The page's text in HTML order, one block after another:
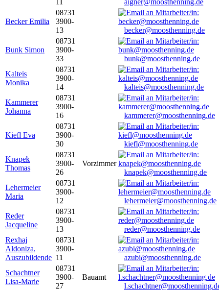
aigner@moosthenning.de
Becker Emilia
08731
3900-
13
becker@moosthenning.de
Bunk Simon
08731
3900-
33
bunk@moosthenning.de
Kalteis
Monika
08731
3900-
14
kalteis@moosthenning.de
Kammerer
Johanna
08731
3900-
16
kammerer@moosthenning.de
Kiefl Eva
08731
3900-
30
kiefl@moosthenning.de
Knapek
Thomas
08731
3900-
26
Vorzimmer
knapek@moosthenning.de
Lehermeier
Maria
08731
3900-
12
lehermeier@moosthenning.de
Reder
Jacqueline
08731
3900-
13
reder@moosthenning.de
Rexhaj
Aldoniza,
Auszubildende
08731
3900-
11
azubi@moosthenning.de
Schachtner
Lisa-Marie
08731
3900-
27
Bauamt